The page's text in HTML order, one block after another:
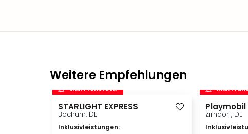
Weitere Empfehlungen
inkl. Frühstück
STARLIGHT EXPRESS
Bochum, DE
Inklusivleistungen:
inkl.
Playmobil
Zirndorf, DE